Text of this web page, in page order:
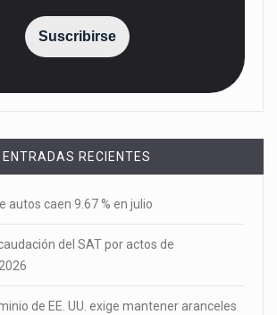
Suscribirse
ENTRADAS RECIENTES
autos caen 9.67 % en julio
del SAT por actos de
de EE. UU. exige mantener aranceles